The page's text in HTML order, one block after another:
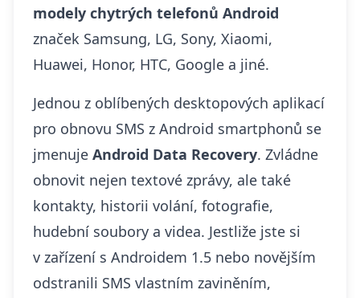
modely chytrých telefonů Android
značek Samsung, LG, Sony, Xiaomi,
Huawei, Honor, HTC, Google a jiné.
Jednou z oblíbených desktopových aplikací
pro obnovu SMS z Android smartphonů se
jmenuje Android Data Recovery. Zvládne
obnovit nejen textové zprávy, ale také
kontakty, historii volání, fotografie,
hudební soubory a videa. Jestliže jste si
v zařízení s Androidem 1.5 nebo novějším
odstranili SMS vlastním zaviněním,